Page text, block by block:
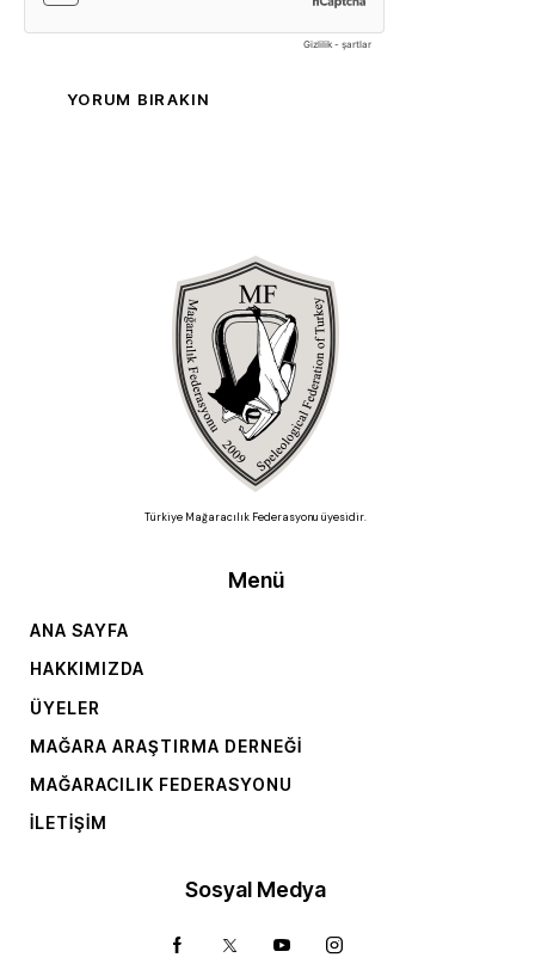
Türkiye Mağaracılık Federasyonu üyesidir.
Menü
ANA SAYFA
HAKKIMIZDA
ÜYELER
MAĞARA ARAŞTIRMA DERNEĞI
MAĞARACILIK FEDERASYONU
İLETIŞIM
Sosyal Medya